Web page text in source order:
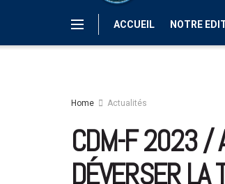
ACCUEIL NOTRE
Home Actualités
CDM-F 2023 /
DÉVERSER LA